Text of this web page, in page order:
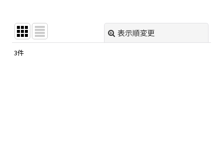
表示順変更
3件